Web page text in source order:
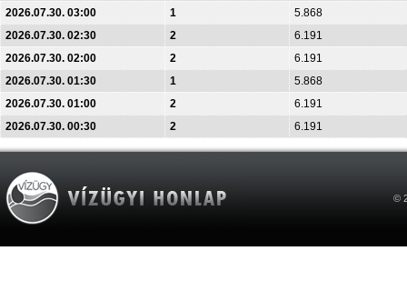
2026.07.30. 03:00
1
5.868
2026.07.30. 02:30
2
6.191
2026.07.30. 02:00
2
6.191
2026.07.30. 01:30
1
5.868
2026.07.30. 01:00
2
6.191
2026.07.30. 00:30
2 6.191
©